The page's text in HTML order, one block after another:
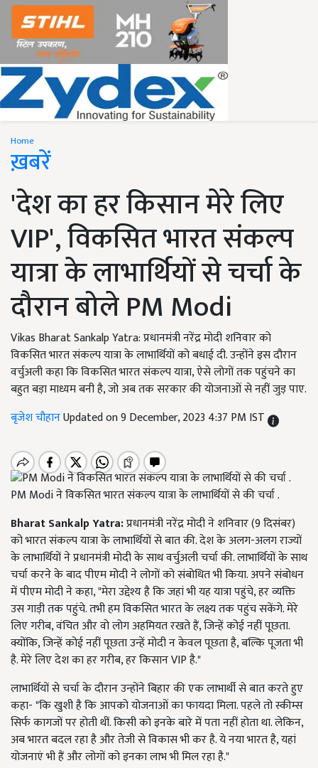
Home
ख़बरें
'देश का हर किसान मेरे लिए
VIP', विकसित भारत संकल्प
यात्रा के लाभार्थियों से चर्चा के
दौरान बोले PM Modi
Vikas Bharat Sankalp Yatra: प्रधानमंत्री नरेंद्र मोदी शनिवार को
विकसित भारत संकल्प यात्रा के लाभार्थियों को बधाई दी. उन्होंने इस दौरान
वर्चुअली कहा कि विकसित भारत संकल्प यात्रा, ऐसे लोगों तक पहुंचने का
बहुत बड़ा माध्यम बनी है, जो अब तक सरकार की योजनाओं से नहीं जुड़ पाए.
बृजेश चौहानUpdated on 9 December, 2023 4:37 PM IST
PM Modi ने विकसित भारत संकल्प यात्रा के लाभार्थियों से की चर्चा .
Bharat Sankalp Yatra:प्रधानमंत्री नरेंद्र मोदी ने शनिवार (9 दिसंबर)
को भारत संकल्प यात्रा के लाभार्थियों से बात की. देश के अलग-अलग राज्यों
के लाभार्थियों ने प्रधानमंत्री मोदी के साथ वर्चुअली चर्चा की. लाभार्थियों के साथ
चर्चा करने के बाद पीएम मोदी ने लोगों को संबोधित भी किया. अपने संबोधन
में पीएम मोदी ने कहा, "मेरा उद्देश्य है कि जहां भी यह यात्रा पहुंचे, हर व्यक्ति
उस गाड़ी तक पहुंचे. तभी हम विकसित भारत के लक्ष्य तक पहुंच सकेंगे. मेरे
लिए गरीब, वंचित और वो लोग अहमियत रखते हैं, जिन्हें कोई नहीं पूछता.
क्योंकि, जिन्हें कोई नहीं पूछता उन्हें मोदी न केवल पूछता है, बल्कि पूजता भी
है. मेरे लिए देश का हर गरीब, हर किसान VIP है."
लाभार्थियों से चर्चा के दौरान उन्होंने बिहार की एक लाभार्थी से बात करते हुए
कहा- "कि खुशी है कि आपको योजनाओं का फायदा मिला. पहले तो स्कीम्स
सिर्फ कागजों पर होती थीं. किसी को इनके बारे में पता नहीं होता था. लेकिन,
अब भारत बदल रहा है और तेजी से विकास भी कर है. ये नया भारत है, यहां
योजनाएं भी हैं और लोगों को इनका लाभ भी मिल रहा है."